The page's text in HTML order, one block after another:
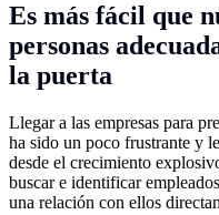
Es más fácil que
personas
la puerta
Llegar a las empresas para
ha sido un poco frustrante y
desde el crecimiento
buscar e identificar
una relación con ellos